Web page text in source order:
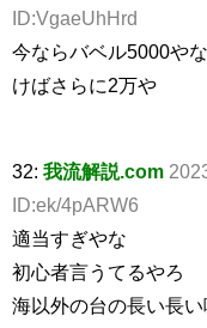
ID:VgaeUhHrd
今ならバベル5000や
けばさらに2万や
32: 我流解説.com
ID:ek/4pARW6
適当すぎやな
初心者言うてるやろ
海以外の台の長い長